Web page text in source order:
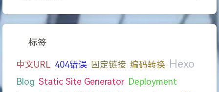
标签
中文URL 404错误 固定链接 编码转换 Hexo
Blog Static Site Generator Deployment